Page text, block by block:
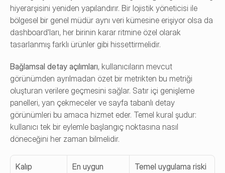
hiyerarşisini yeniden yapılandırır. Bir lojistik yöneticisi ile
bölgesel bir genel müdür aynı veri kümesine erişiyor olsa da
dashboard'ları, her birinin karar ritmine özel olarak
tasarlanmış farklı ürünler gibi hissettirmelidir.
Bağlamsal detay açılımları, kullanıcıların mevcut
görünümden ayrılmadan özet bir metrikten bu metriği
oluşturan verilere geçmesini sağlar. Satır içi genişleme
panelleri, yan çekmeceler ve sayfa tabanlı detay
görünümleri bu amaca hizmet eder. Temel kural şudur:
kullanıcı tek bir eylemle başlangıç noktasına nasıl
döneceğini her zaman bilmelidir.
Kalıp
En uygun
Temel uygulama riski